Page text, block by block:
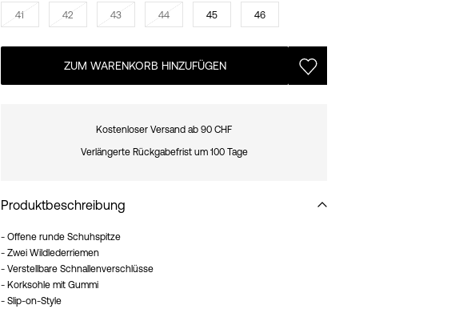
41 42 43 44 45 46
ZUM WARENKORB HINZUFÜGEN
Kostenloser Versand ab 90 CHF
Verlängerte Rückgabefrist um 100 Tage
Produktbeschreibung
- Offene runde Schuhspitze
- Zwei Wildlederriemen
- Verstellbare Schnallenverschlüsse
- Korksohle mit Gummi
- Slip-on-Style